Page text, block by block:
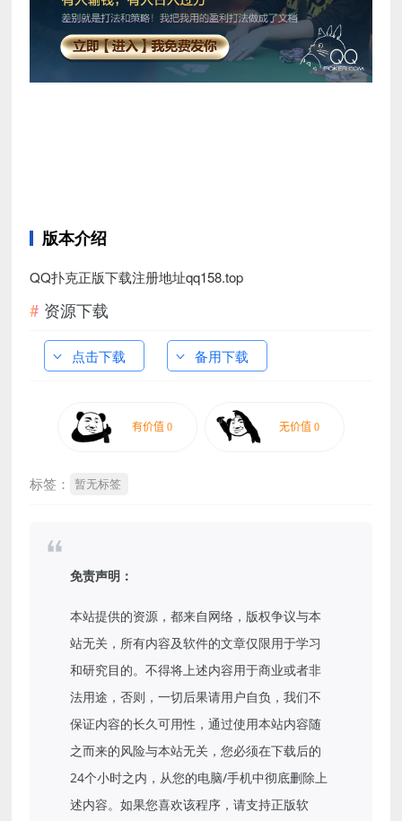
版本介绍
QQ扑克正版下载注册地址qq158.top
资源下载
点击下载 备用下载
标签： 暂无标签
免责声明：
本站提供的资源，都来自网络，版权争议与本
站无关，所有内容及软件的文章仅限用于学习
和研究目的。不得将上述内容用于商业或者非
法用途，否则，一切后果请用户自负，我们不
保证内容的长久可用性，通过使用本站内容随
之而来的风险与本站无关，您必须在下载后的
24个小时之内，从您的电脑/手机中彻底删除上
述内容。如果您喜欢该程序，请支持正版软